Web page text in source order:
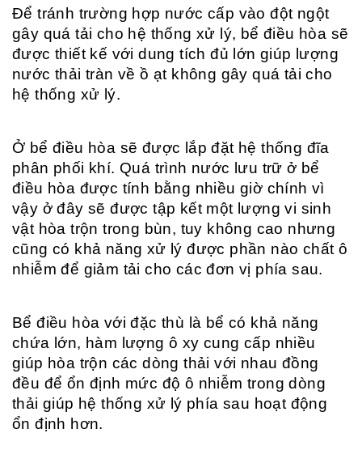
Để tránh trường hợp nước cấp vào đột ngột
gây quá tải cho hệ thống xử lý, bể điều hòa sẽ
được thiết kế với dung tích đủ lớn giúp lượng
nước thải tràn về ồ ạt không gây quá tải cho
hệ thống xử lý.
Ở bể điều hòa sẽ được lắp đặt hệ thống đĩa
phân phối khí. Quá trình nước lưu trữ ở bể
điều hòa được tính bằng nhiều giờ chính vì
vậy ở đây sẽ được tập kết một lượng vi sinh
vật hòa trộn trong bùn, tuy không cao nhưng
cũng có khả năng xử lý được phần nào chất ô
nhiễm để giảm tải cho các đơn vị phía sau.
Bể điều hòa với đặc thù là bể có khả năng
chứa lớn, hàm lượng ô xy cung cấp nhiều
giúp hòa trộn các dòng thải với nhau đồng
đều để ổn định mức độ ô nhiễm trong dòng
thải giúp hệ thống xử lý phía sau hoạt động
ổn định hơn.